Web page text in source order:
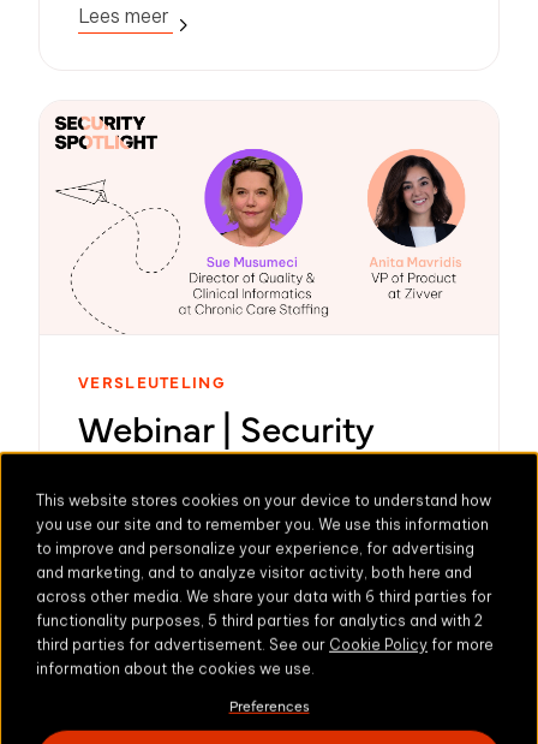
This website stores cookies on your device to understand how
you use our site and to remember you. We use this information
to improve and personalize your experience, for advertising
and marketing, and to analyze visitor activity, both here and
across other media. We share your data with 6 third parties for
functionality purposes, 5 third parties for analytics and with 2
third parties for advertisement. See our Cookie Policy for more
information about the cookies we use.
Preferences
Lees meer
VERSLEUTELING
Webinar | Security
medewerkers
datalekken te
voorkomen?
Leer waar de grootste beveiligingsrisico's
liggen in de digitale wereld van vandaag
en hoe je ze kunt voorkomen.